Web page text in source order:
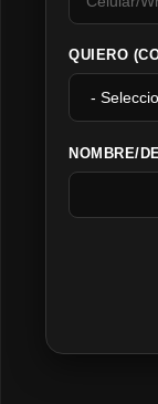
QUIERO
NOMBRE/